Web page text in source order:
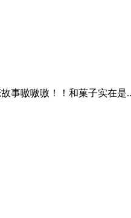
事嗷嗷嗷！！和菓子实在是